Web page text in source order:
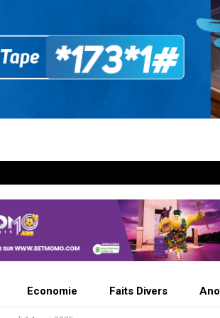
Economie Faits Divers